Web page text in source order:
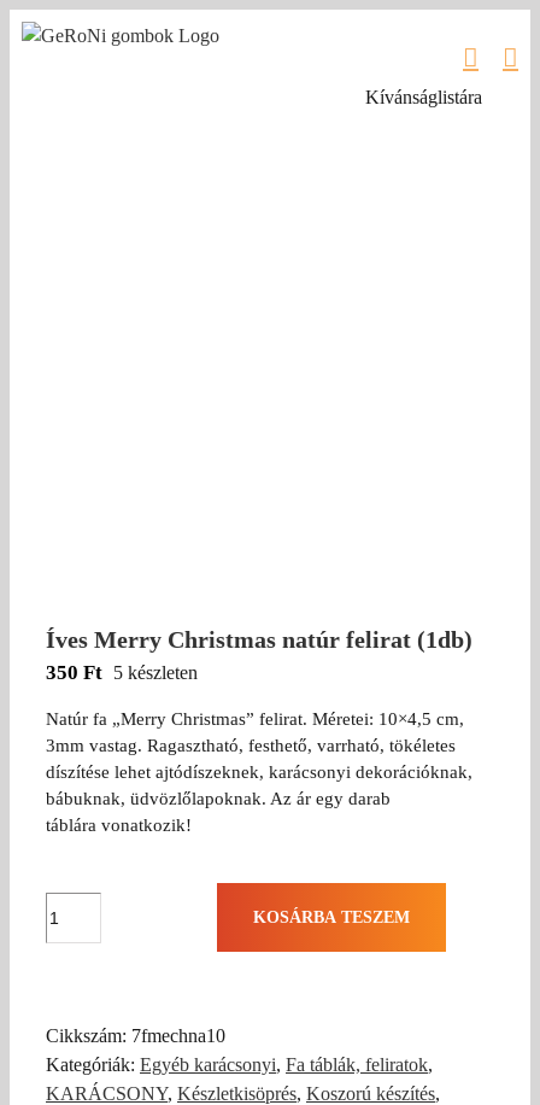
Kihagyás
Íves Merry Christmas natúr felirat (1db)
350 Ft 5 készleten
Natúr fa „Merry Christmas” felirat. Méretei: 10×4,5 cm,
3mm vastag. Ragasztható, festhető, varrható, tökéletes
díszítése lehet ajtódíszeknek, karácsonyi dekorációknak,
bábuknak, üdvözlőlapoknak. Az ár egy darab
táblára vonatkozik!
mennyiség
KOSÁRBA TESZEM
Kívánságlistára
Cikkszám: 7fmechna10
Kategóriák: Egyéb karácsonyi, Fa táblák, feliratok,
KARÁCSONY, Készletkisöprés, Koszorú készítés,